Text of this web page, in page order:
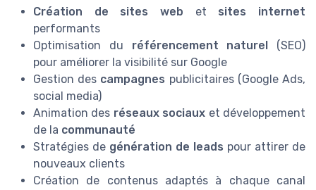
Création de sites web et sites internet
performants
Optimisation du référencement naturel
(SEO)
pour améliorer la visibilité sur Google
Gestion des campagnes publicitaires (Google Ads,
social media)
Animation des réseaux sociaux et développement
de la communauté
Stratégies de génération de leads pour attirer de
nouveaux clients
Création de contenus adaptés à chaque canal